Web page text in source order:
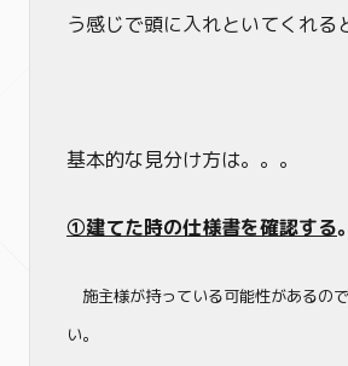
う感じで頭に入れといてくれる
基本的な見分け方は。。。
①建てた時の仕様書を確認する。
施主様が持っている可能性があるの
い。